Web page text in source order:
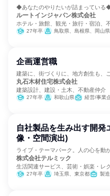
◆あなたのやりたいが詰まっている
ルートインジャパン株式会社
ホテル・旅館、観光・旅行・宿泊、
27年卒 鳥取県、島根県、岡山県、広島県
企画運営職
建築に、街づくりに、地方創生も、
丸石木材住宅株式会社
建築設計、建設・土木、不動産仲介
27年卒 和歌山県 経営/事業
自社製品を生み出す開発
像・空間演出)
ライブ・テーマパーク。人の心を動
株式会社テルミック
生活関連サービス、芸術・娯楽・レ
コミ27年卒 埼玉県、東京都 製